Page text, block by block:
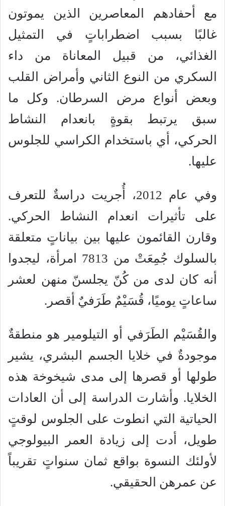
مع أحفادهم المعاصرين الذين يموتون
غالبًا بسبب اضطراباتٍ في التمثيل
الغذائي، من قبيل المعاناة من داء
السكري من النوع الثاني وأمراض القلب
وبعض أنواع مرض السرطان. وكل ما
سبق يرتبط بقوةٍ بانعدام النشاط
الحركي، أي باستخدام الكراسي للجلوس
عليها.
وفي عام 2012، أُجريت دراسةٌ للتعرف
على تأثيرات انعدام النشاط الحركي.
وقارن القائمون عليها بين بياناتٍ متعلقة
بالسلوك جُمِعَتْ من 7813 امرأة، ليجدوا
أنه كان لدى من كُنّ يجلسنّ منهن لعشر
ساعاتٍ يوميًا، قُسَيْمٌ طَرَفيٌ أقصر.
والقُسَيْم الطَرَفي أو التيلومير هو منطقةٌ
موجودةٌ في خلايا الجسم البشري، يشير
طولها أو قصرها إلى مدى شيخوخة هذه
الخلايا. وأشارت الدراسة إلى أن العادات
الحياتية التي انطوت على الجلوس لوقتٍ
طويل، أدت إلى زيادة العمر البيولوجي
لأولئك النسوة بواقع ثمان سنواتٍ تقريباً
عن عمرهن الحقيقي.